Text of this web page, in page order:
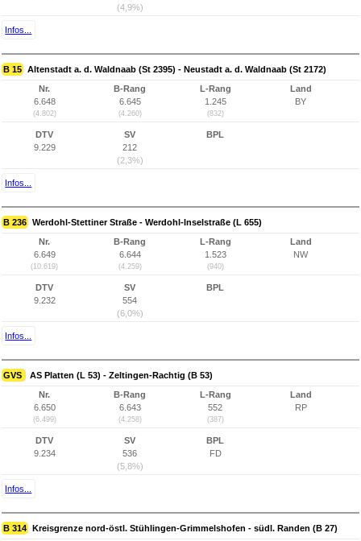
(4,9%)
Infos...
B 15 Altenstadt a. d. Waldnaab (St 2395) - Neustadt a. d. Waldnaab (St 2172)
Nr.
6.648
(4.802)
B-Rang
6.645
(4.260)
L-Rang
1.245
(832)
Land
BY
DTV
9.229
SV
212
(2,3%)
BPL
Infos...
B 236 Werdohl-Stettiner Straße - Werdohl-Inselstraße (L 655)
Nr.
6.649
(10.619)
B-Rang
6.644
(4.259)
L-Rang
1.523
(940)
Land
NW
DTV
9.232
SV
554
(6,0%)
BPL
Infos...
GVS AS Platten (L 53) - Zeltingen-Rachtig (B 53)
Nr.
6.650
(6.499)
B-Rang
6.643
(4.258)
L-Rang
552
(387)
Land
RP
DTV
9.234
SV
536
(5,8%)
BPL
FD
Infos...
B 314 Kreisgrenze nord-östl. Stühlingen-Grimmelshofen - südl. Randen (B 27)